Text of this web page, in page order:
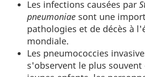
Les infections causées par
pneumoniae sont une
pathologies et de décès à
mondiale.
Les pneumococcies
s'observent le plus souvent